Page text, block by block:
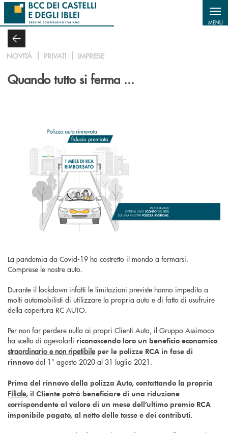
Salta al contenuto principale
MENU
NOVITÀ PRIVATI IMPRESE
Quando tutto si ferma ...
La pandemia da Covid-19 ha costretto il mondo a fermarsi.
Comprese le nostre auto.
Durante il lockdown infatti le limitazioni previste hanno impedito a
molti automobilisti di utilizzare la propria auto e di fatto di usufruire
della copertura RC AUTO.
Per non far perdere nulla ai propri Clienti Auto, il Gruppo Assimoco
ha scelto di agevolarli riconoscendo loro un beneficio economico
straordinario e non ripetibileper le polizze RCA in fase di
rinnovo dal 1° agosto 2020 al 31 luglio 2021.
Prima del rinnovo della polizza Auto, contattando la propria
Filiale, il Cliente potrà beneficiare di una riduzione
corrispondente al valore di un mese dell’ultimo premio RCA
imponibile pagato, al netto delle tasse e dei contributi.